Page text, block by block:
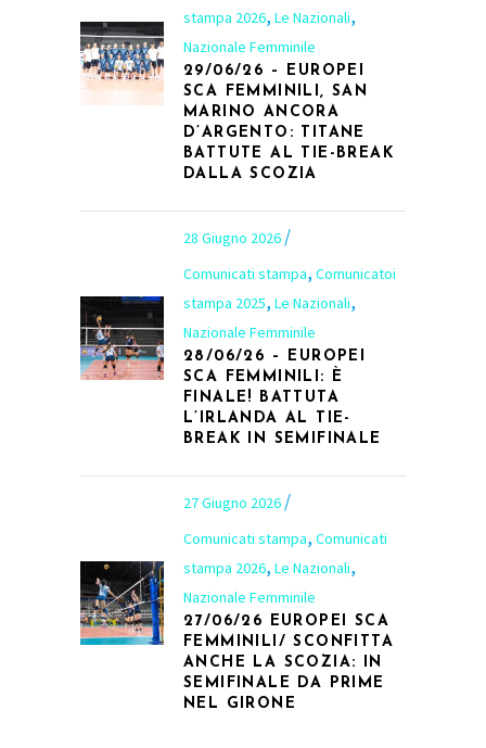
stampa 2026, Le Nazionali,
Nazionale Femminile
29/06/26 – EUROPEI
SCA FEMMINILI, SAN
MARINO ANCORA
D’ARGENTO: TITANE
BATTUTE AL TIE-BREAK
DALLA SCOZIA
28 Giugno 2026
Comunicati stampa, Comunicatoi
stampa 2025, Le Nazionali,
Nazionale Femminile
28/06/26 – EUROPEI
SCA FEMMINILI: È
FINALE! BATTUTA
L’IRLANDA AL TIE-
BREAK IN SEMIFINALE
27 Giugno 2026
Comunicati stampa, Comunicati
stampa 2026, Le Nazionali,
Nazionale Femminile
27/06/26 EUROPEI SCA
FEMMINILI/ SCONFITTA
ANCHE LA SCOZIA: IN
SEMIFINALE DA PRIME
NEL GIRONE